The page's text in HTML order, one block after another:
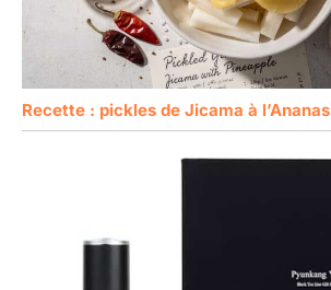
Recette : pickles de Jicama à l’Ananas